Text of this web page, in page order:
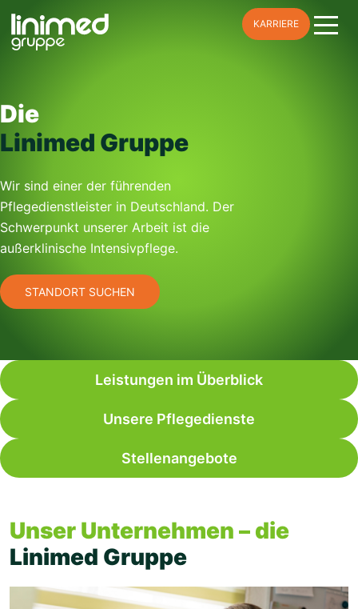
Skip
to
KARRIERE
Die
Linimed Gruppe
Wir sind einer der führenden
Pflegedienstleister in Deutschland. Der
Schwerpunkt unserer Arbeit ist die
außerklinische Intensivpflege.
STANDORT SUCHEN
Leistungen im Überblick
Unsere Pflegedienste
Stellenangebote
Unser Unternehmen – die
Linimed Gruppe